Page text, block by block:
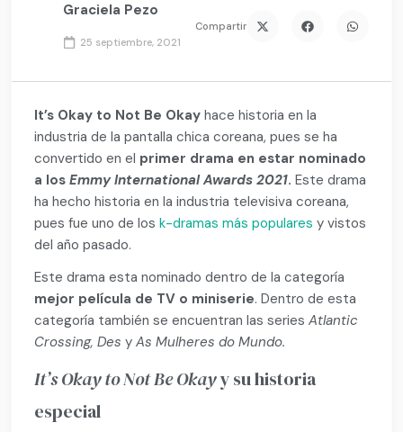
Graciela Pezo
25 septiembre, 2021
Compartir
It’s Okay to Not Be Okayhace historia en la
industria de la pantalla chica coreana, pues se ha
convertido en el primer drama en estar nominado
a losEmmy International Awards 2021. Este drama
ha hecho historia en la industria televisiva coreana,
pues fue uno de losk-dramas más populares y vistos
del año pasado.
Este drama esta nominado dentro de la categoría
mejor película de TV o miniserie. Dentro de esta
categoría también se encuentran las seriesAtlantic
Crossing, DesyAs Mulheres do Mundo.
It’s Okay to Not Be Okayy su historia
especial